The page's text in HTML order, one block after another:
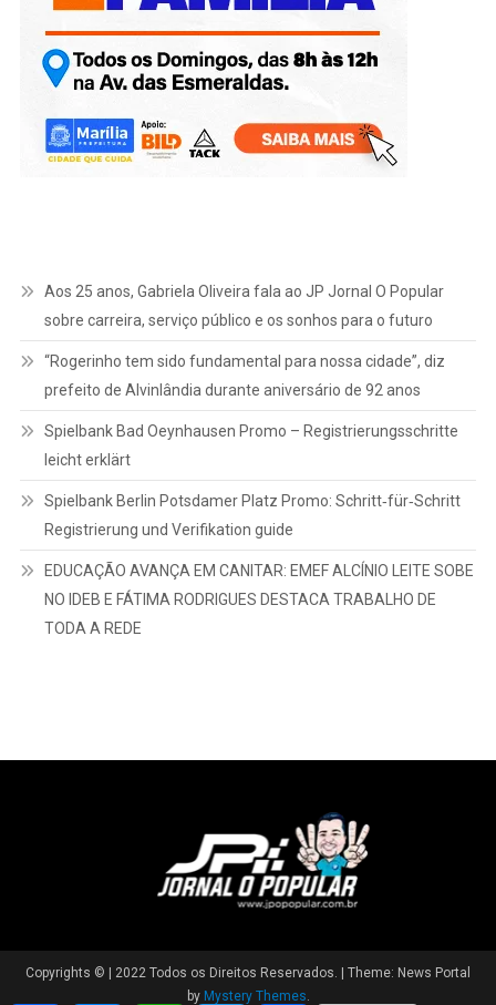
Aos 25 anos, Gabriela Oliveira fala ao JP Jornal O Popular
sobre carreira, serviço público e os sonhos para o futuro
“Rogerinho tem sido fundamental para nossa cidade”, diz
prefeito de Alvinlândia durante aniversário de 92 anos
Spielbank Bad Oeynhausen Promo – Registrierungsschritte
leicht erklärt
Spielbank Berlin Potsdamer Platz Promo: Schritt‑für‑Schritt
Registrierung und Verifikation guide
EDUCAÇÃO AVANÇA EM CANITAR: EMEF ALCÍNIO LEITE SOBE
NO IDEB E FÁTIMA RODRIGUES DESTACA TRABALHO DE
TODA A REDE
Copyrights © | 2022 Todos os Direitos Reservados.
Theme: News Portal
by Mystery Themes.